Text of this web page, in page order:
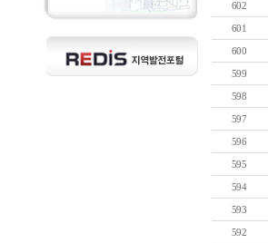
602
601
600
599
598
597
596
595
594
593
592